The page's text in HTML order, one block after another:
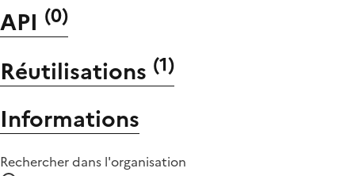
API (0)
Réutilisations (1)
Informations
Rechercher dans l'organisation